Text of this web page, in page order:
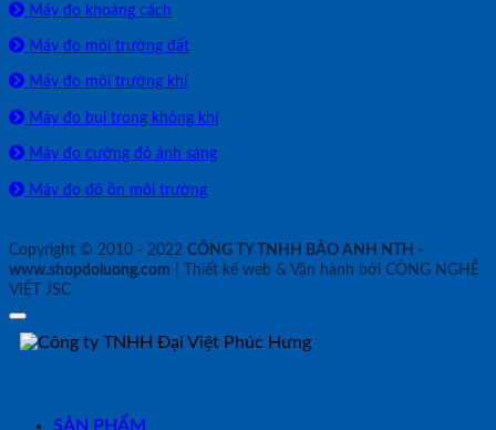
Máy đo khoảng cách
Máy đo môi trường đất
Máy đo môi trường khí
Máy đo bụi trong không khí
Máy đo cường độ ánh sáng
Máy đo độ ồn môi trường
Copyright © 2010 - 2022 CÔNG TY TNHH BẢO ANH NTH -
www.shopdoluong.com | Thiết kế web & Vận hành bởi CÔNG NGHỆ
VIỆT JSC
SẢN PHẨM